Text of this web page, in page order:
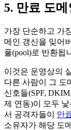
5. 만료 도
가장 단순하고 가
메인 갱신을 잊어
풀(pool)로 반환됩
이것은 운영상의
다른 사람이 그 도
신호들(SPF,
제 연동)이 모두
서 공격자들이 만
소유자가 해당 도